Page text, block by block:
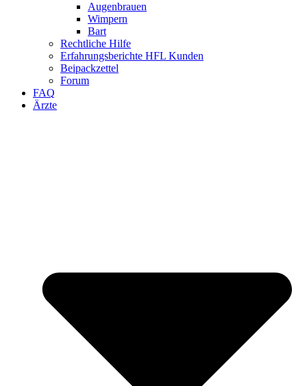
Augenbrauen
Wimpern
Bart
Rechtliche Hilfe
Erfahrungsberichte HFL Kunden
Beipackzettel
Forum
FAQ
Ärzte